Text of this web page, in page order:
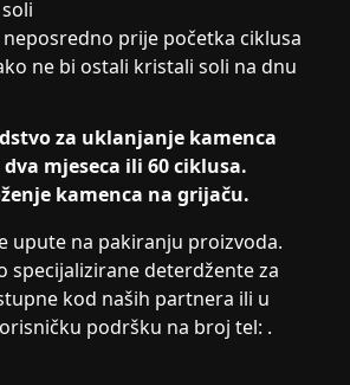
prije početka ciklusa
ne bi ostali kristali soli na dnu
za uklanjanje kamenca
mjeseca ili 60 ciklusa.
kamenca na grijaču.
upute na pakiranju proizvoda.
specijalizirane deterdžente za
kod naših partnera ili u
podršku na broj tel: .